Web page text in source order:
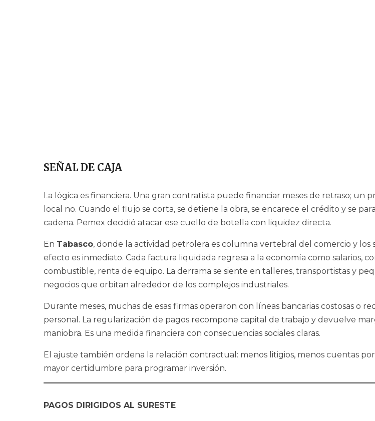
SEÑAL DE CAJA
La lógica es financiera. Una gran contratista puede financiar meses de retraso; un
local no. Cuando el flujo se corta, se detiene la obra, se encarece el crédito y se
cadena. Pemex decidió atacar ese cuello de botella con liquidez directa.
En Tabasco, donde la actividad petrolera es columna vertebral del comercio y los
efecto es inmediato. Cada factura liquidada regresa a la economía como salarios,
combustible, renta de equipo. La derrama se siente en talleres, transportistas y
negocios que orbitan alrededor de los complejos industriales.
Durante meses, muchas de esas firmas operaron con líneas bancarias costosas o
personal. La regularización de pagos recompone capital de trabajo y devuelve
maniobra. Es una medida financiera con consecuencias sociales claras.
El ajuste también ordena la relación contractual: menos litigios, menos cuentas
mayor certidumbre para programar inversión.
PAGOS DIRIGIDOS AL SURESTE